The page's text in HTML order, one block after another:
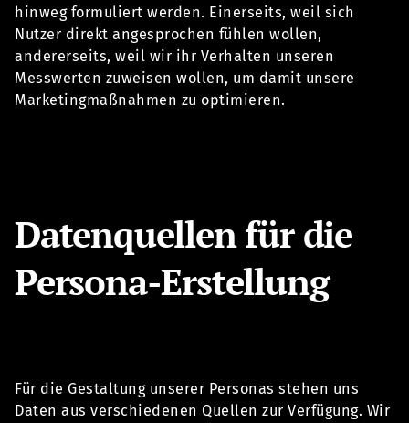
hinweg formuliert werden. Einerseits, weil sich
Nutzer direkt angesprochen fühlen wollen,
andererseits, weil wir ihr Verhalten unseren
Messwerten zuweisen wollen, um damit unsere
Marketingmaßnahmen zu optimieren.
Datenquellen für die
Persona-Erstellung
Für die Gestaltung unserer Personas stehen uns
Daten aus verschiedenen Quellen zur Verfügung. Wir